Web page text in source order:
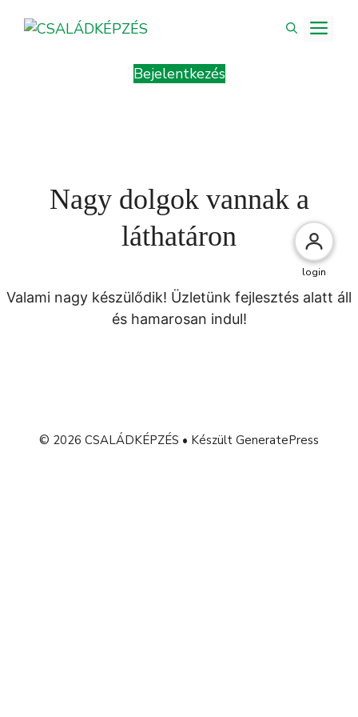
Bejelentkezés
Nagy dolgok vannak a
láthatáron
Valami nagy készülődik! Üzletünk fejlesztés alatt áll
és hamarosan indul!
© 2026 CSALÁDKÉPZÉS • Készült GeneratePress
login